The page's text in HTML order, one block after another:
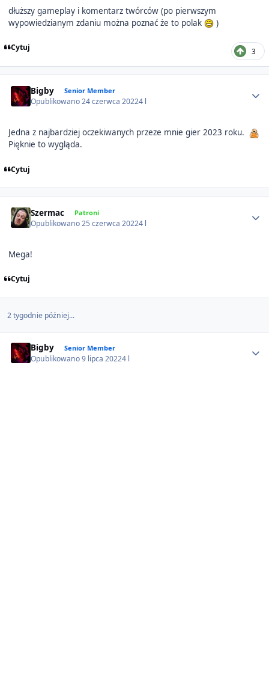
dłuższy gameplay i komentarz twórców (po pierwszym
wypowiedzianym zdaniu można poznać że to polak
)
Cytuj 3
Bigby Senior Member
Opublikowano24 czerwca 20224 l
Jedna z najbardziej oczekiwanych przeze mnie gier 2023 roku.
Pięknie to wygląda.
Cytuj
Szermac Patroni
Opublikowano25 czerwca 20224 l
Mega!
Cytuj
2 tygodnie później...
Bigby Senior Member
Opublikowano9 lipca 20224 l